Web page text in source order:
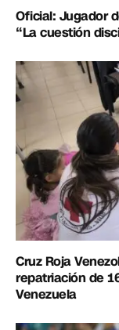
Oficial: Jugador
“La cuestión
Cruz Roja
repatriación de
Venezuela